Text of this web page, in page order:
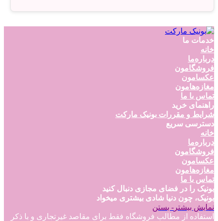
خدمات ما
خانه
درباره‌ما
فروشگامون
عکسامون
مغازه‌هامون
تماس با ما
راهنمای خرید
شرایط و مقررات بونیک مارکت
دسترسی سریع
خانه
درباره‌ما
فروشگامون
عکسامون
مغازه‌هامون
تماس با ما
بونیک را در فضای مجازی دنبال کنید
بونیک، چون دنیا شادی بیشتری میخواد
نمایش بیشتر - بستن
استفاده از مطالب فروشگاه فقط برای مقاصد غیرتجاری و با ذکر